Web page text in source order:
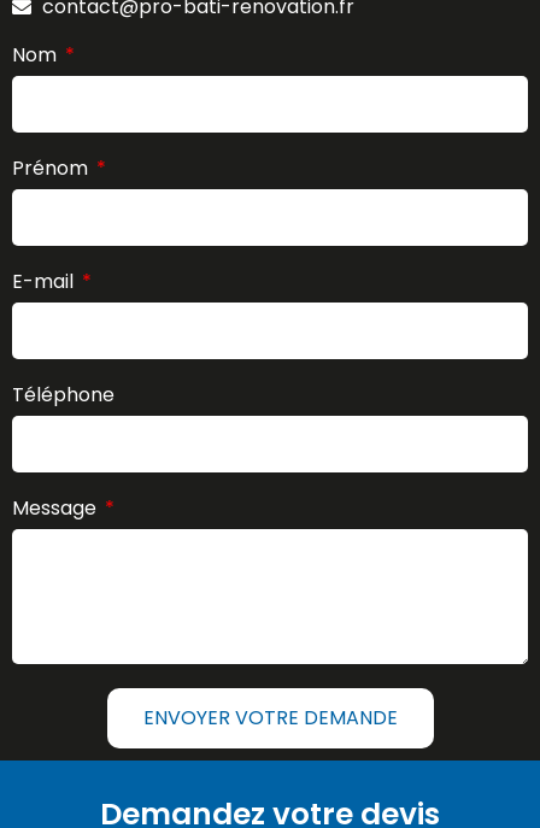
contact@pro-bati-renovation.fr
Nom
Prénom
E-mail
Téléphone
Message
ENVOYER VOTRE DEMANDE
Demandez votre devis